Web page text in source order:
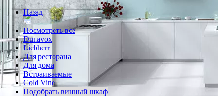
Назад
Посмотреть все
Dunavox
Liebherr
Для ресторана
Для дома
Встраиваемые
Cold Vine
Подобрать винный шкаф